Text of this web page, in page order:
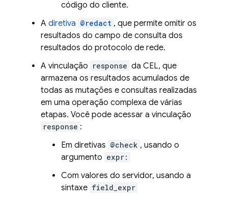
código do cliente.
A diretiva @redact , que permite omitir os
resultados do campo de consulta dos
resultados do protocolo de rede.
A vinculação response da CEL, que
armazena os resultados acumulados de
todas as mutações e consultas realizadas
em uma operação complexa de várias
etapas. Você pode acessar a vinculação
response :
Em diretivas @check , usando o
argumento expr:
Com valores do servidor, usando a
sintaxe field_expr